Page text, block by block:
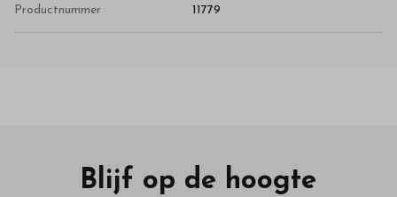
Productnummer 11779
Blijf op de hoogte